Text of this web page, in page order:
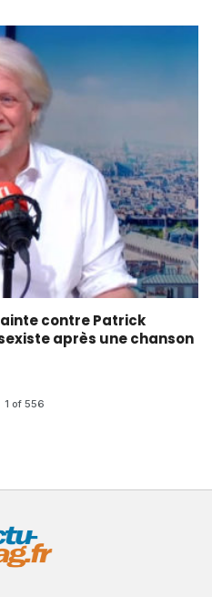
contre Patrick
après une chanson
1 of 556